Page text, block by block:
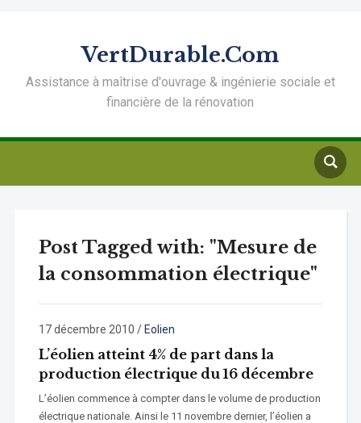
VertDurable.Com
Assistance à maîtrise d'ouvrage & ingénierie sociale et
financière de la rénovation
Post Tagged with: "Mesure de
la consommation électrique"
17 décembre 2010 / Eolien
L’éolien atteint 4% de part dans la
production électrique du 16 décembre
L’éolien commence à compter dans le volume de production
électrique nationale. Ainsi le 11 novembre dernier, l’éolien a